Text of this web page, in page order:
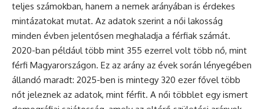
teljes számokban, hanem a nemek arányában is érdekes
mintázatokat mutat. Az adatok szerint a női lakosság
minden évben jelentősen meghaladja a férfiak számát.
2020-ban például több mint 355 ezerrel volt több nő, mint
férfi Magyarországon. Ez az arány az évek során lényegében
állandó maradt: 2025-ben is mintegy 320 ezer fővel több
nőt jeleznek az adatok, mint férfit. A női többlet egy ismert